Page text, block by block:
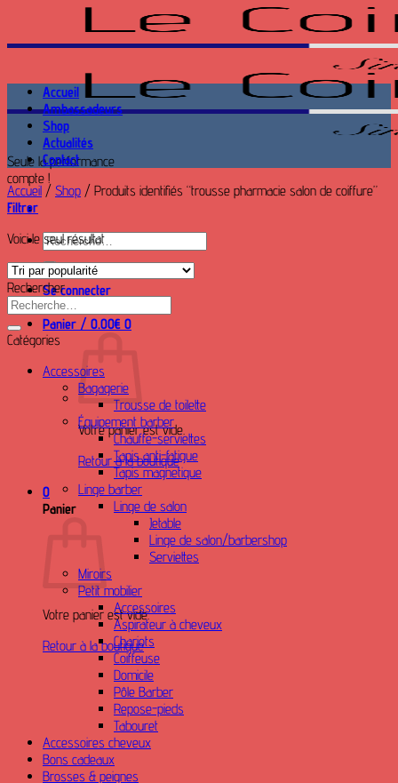
contenu
Seule la performance
compte !
Recherche
pour :
Se connecter
Panier / 0.00€ 0
Votre panier est vide.
Retour à la boutique
0
Panier
Votre panier est vide.
Retour à la boutique
Accueil
Ambassadeurs
Shop
Actualités
Contact
Accueil / Shop / Produits identifiés “trousse pharmacie salon de coiffure”
Filtrer
Voici le seul résultat
Rechercher
Recherche
pour :
Catégories
Accessoires
Bagagerie
Trousse de toilette
Équipement barber
Chauffe-serviettes
Tapis anti-fatigue
Tapis magnetique
Linge barber
Linge de salon
Jetable
Linge de salon/barbershop
Serviettes
Miroirs
Petit mobilier
Accessoires
Aspirateur à cheveux
Chariots
Coiffeuse
Domicile
Pôle Barber
Repose-pieds
Tabouret
Accessoires cheveux
Bons cadeaux
Brosses & peignes